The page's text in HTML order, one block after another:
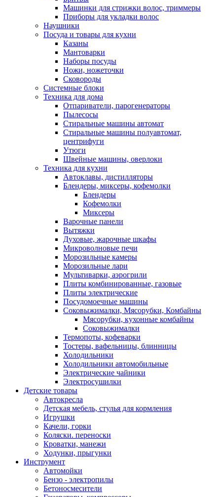
Машинки для стрижки волос, триммеры
Приборы для укладки волос
Наушники
Посуда и товары для кухни
Казаны
Мантоварки
Наборы посуды
Ножи, ножеточки
Сковороды
Системные блоки
Техника для дома
Отпариватели, парогенераторы
Пылесосы
Стиральные машины автомат
Стиральные машины полуавтомат,
центрифуги
Утюги
Швейные машины, оверлоки
Техника для кухни
Автоклавы, дистилляторы
Блендеры, миксеры, кофемолки
Блендеры
Кофемолки
Миксеры
Варочные панели
Вытяжки
Духовые, жарочные шкафы
Микроволновые печи
Морозильные камеры
Морозильные лари
Мультиварки, аэрогрили
Плиты комбинированные, газовые
Плиты электрические
Посудомоечные машины
Соковыжималки, Мясорубки, Комбайны
Мясорубки, кухонные комбайны
Соковыжималки
Термопоты, кофеварки
Тостеры, вафельницы, блинницы
Холодильники
Холодильники автомобильные
Электрические чайники
Электросушилки
Детские товары
Автокресла
Детская мебель, стулья для кормления
Игрушки
Качели, горки
Коляски. переноски
Кроватки, манежи
Ходунки, прыгунки
Инструмент
Автомойки
Бензо - электропилы
Бетоносмесители